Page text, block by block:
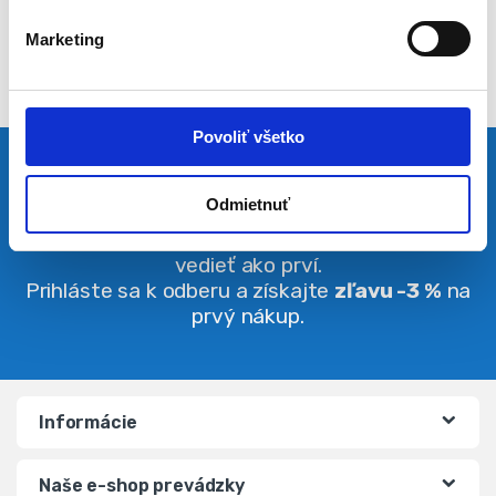
Marketing
Povoliť všetko
Odmietnuť
Pravidelná dávka noviniek
Buďte vždy v obraze. O zľavách budete
vedieť ako prví.
Prihláste sa k odberu a získajte zľavu -3 % na
prvý nákup.
Informácie
Naše e-shop prevádzky